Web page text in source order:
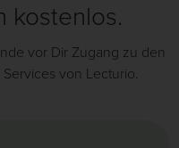
kostenlos.
vor Dir Zugang zu den
von Lecturio.